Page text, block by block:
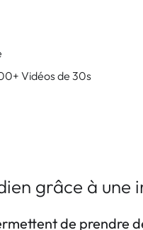
Vidéos de 30s
grâce à
de prendre